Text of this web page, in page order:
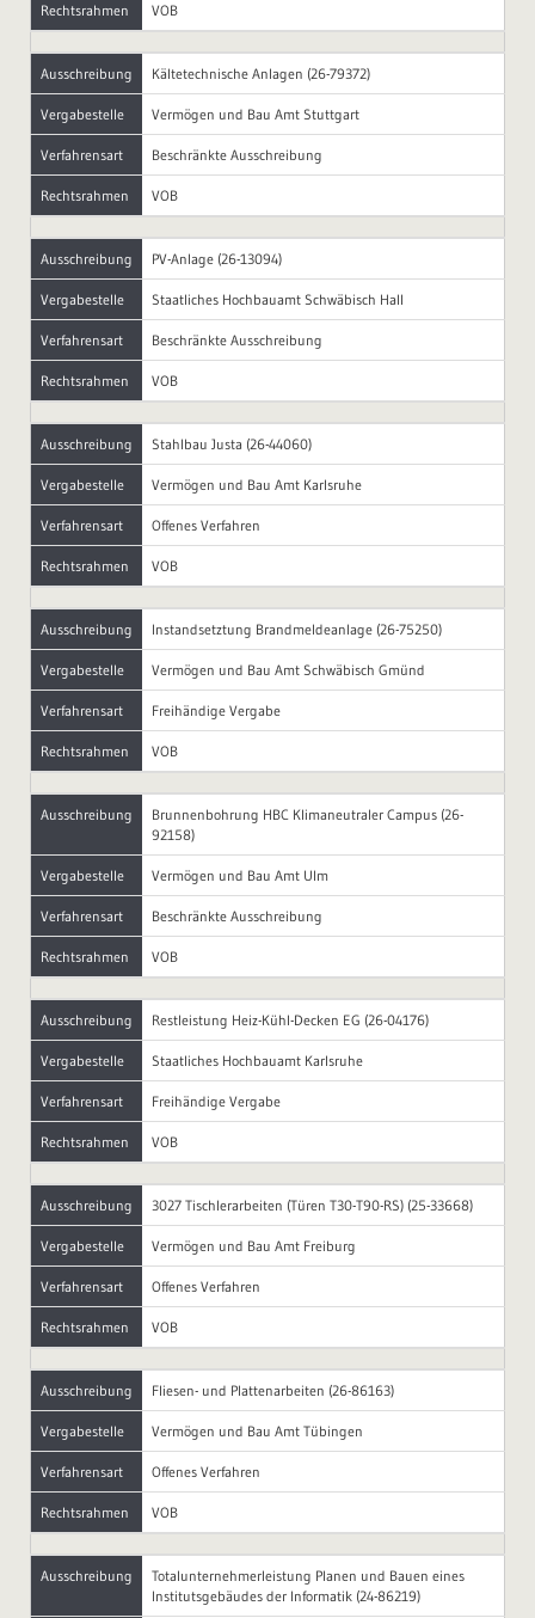
Rechtsrahmen VOB
Ausschreibung Kältetechnische Anlagen (26-79372)
Vergabestelle Vermögen und Bau Amt Stuttgart
Verfahrensart Beschränkte Ausschreibung
Rechtsrahmen VOB
Ausschreibung PV-Anlage (26-13094)
Vergabestelle Staatliches Hochbauamt Schwäbisch Hall
Verfahrensart Beschränkte Ausschreibung
Rechtsrahmen VOB
Ausschreibung Stahlbau Justa (26-44060)
Vergabestelle Vermögen und Bau Amt Karlsruhe
Verfahrensart Offenes Verfahren
Rechtsrahmen VOB
Ausschreibung Instandsetztung Brandmeldeanlage (26-75250)
Vergabestelle Vermögen und Bau Amt Schwäbisch Gmünd
Verfahrensart Freihändige Vergabe
Rechtsrahmen VOB
Ausschreibung
Brunnenbohrung HBC Klimaneutraler Campus (26-
92158)
Vergabestelle Vermögen und Bau Amt Ulm
Verfahrensart Beschränkte Ausschreibung
Rechtsrahmen VOB
Ausschreibung Restleistung Heiz-Kühl-Decken EG (26-04176)
Vergabestelle Staatliches Hochbauamt Karlsruhe
Verfahrensart Freihändige Vergabe
Rechtsrahmen VOB
Ausschreibung 3027 Tischlerarbeiten (Türen T30-T90-RS) (25-33668)
Vergabestelle Vermögen und Bau Amt Freiburg
Verfahrensart Offenes Verfahren
Rechtsrahmen VOB
Ausschreibung Fliesen- und Plattenarbeiten (26-86163)
Vergabestelle Vermögen und Bau Amt Tübingen
Verfahrensart Offenes Verfahren
Rechtsrahmen VOB
Ausschreibung
Totalunternehmerleistung Planen und Bauen eines
Institutsgebäudes der Informatik (24-86219)